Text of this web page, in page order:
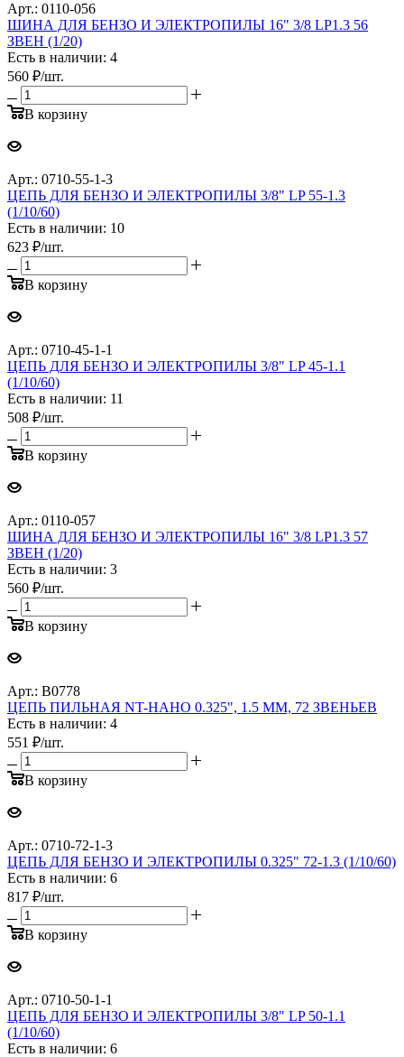
Арт.: 0110-056
ШИНА ДЛЯ БЕНЗО И ЭЛЕКТРОПИЛЫ 16" 3/8 LP1.3 56
ЗВЕН (1/20)
Есть в наличии: 4
560 ₽/шт.
В корзину
Арт.: 0710-55-1-3
ЦЕПЬ ДЛЯ БЕНЗО И ЭЛЕКТРОПИЛЫ 3/8" LP 55-1.3
(1/10/60)
Есть в наличии: 10
623 ₽/шт.
В корзину
Арт.: 0710-45-1-1
ЦЕПЬ ДЛЯ БЕНЗО И ЭЛЕКТРОПИЛЫ 3/8" LP 45-1.1
(1/10/60)
Есть в наличии: 11
508 ₽/шт.
В корзину
Арт.: 0110-057
ШИНА ДЛЯ БЕНЗО И ЭЛЕКТРОПИЛЫ 16" 3/8 LP1.3 57
ЗВЕН (1/20)
Есть в наличии: 3
560 ₽/шт.
В корзину
Арт.: B0778
ЦЕПЬ ПИЛЬНАЯ NT-НАНО 0.325", 1.5 ММ, 72 ЗВЕНЬЕВ
Есть в наличии: 4
551 ₽/шт.
В корзину
Арт.: 0710-72-1-3
ЦЕПЬ ДЛЯ БЕНЗО И ЭЛЕКТРОПИЛЫ 0.325" 72-1.3 (1/10/60)
Есть в наличии: 6
817 ₽/шт.
В корзину
Арт.: 0710-50-1-1
ЦЕПЬ ДЛЯ БЕНЗО И ЭЛЕКТРОПИЛЫ 3/8" LP 50-1.1
(1/10/60)
Есть в наличии: 6